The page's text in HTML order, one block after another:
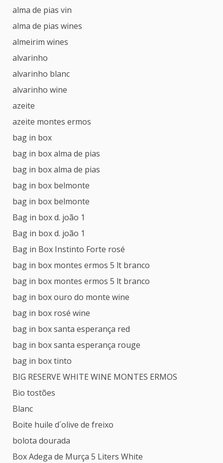
alma de pias vin
alma de pias wines
almeirim wines
alvarinho
alvarinho blanc
alvarinho wine
azeite
azeite montes ermos
bag in box
bag in box alma de pias
bag in box alma de pias
bag in box belmonte
bag in box belmonte
Bag in box d. joão 1
Bag in box d. joão 1
Bag in Box Instinto Forte rosé
bag in box montes ermos 5 lt branco
bag in box montes ermos 5 lt branco
bag in box ouro do monte wine
bag in box rosé wine
bag in box santa esperança red
bag in box santa esperança rouge
bag in box tinto
BIG RESERVE WHITE WINE MONTES ERMOS
Bio tostões
Blanc
Boite huile d´olive de freixo
bolota dourada
Box Adega de Murça 5 Liters White